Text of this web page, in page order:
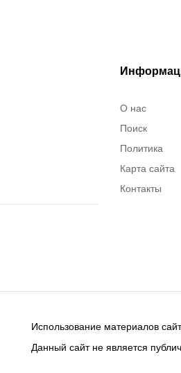
О нас
Поиск
Политика
Карта сайта
Контакты
Использование материалов
Данный сайт не является